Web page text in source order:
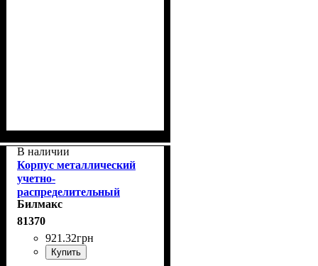
В наличии
Корпус металлический
учетно-
распределительный
ЯУР-1В-8Э Эконом IP31
Билмакс
Билмакс
81370
921 .32грн
Купить